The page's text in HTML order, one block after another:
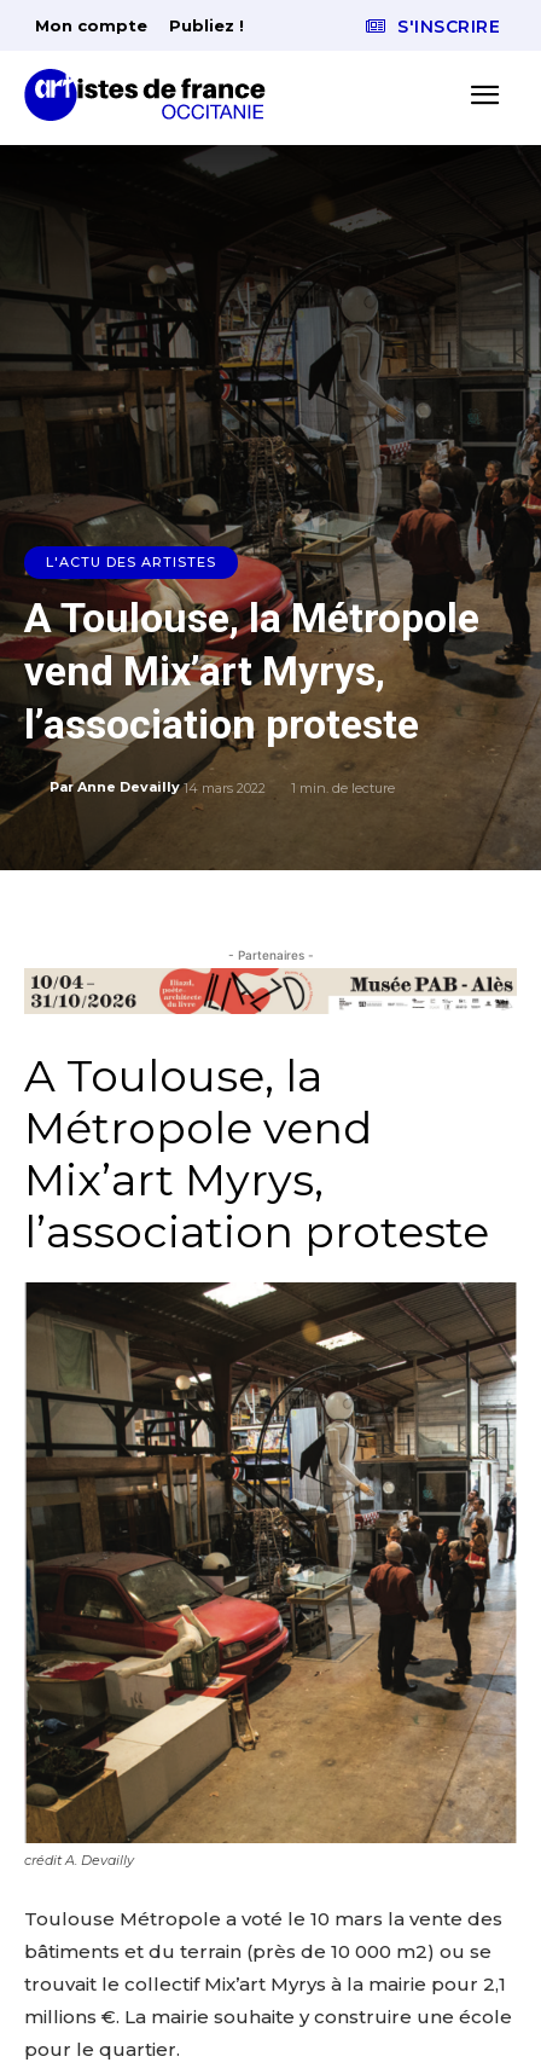
Mon compte Publiez ! S'INSCRIRE
L'ACTU DES ARTISTES
A Toulouse, la Métropole
vend Mix’art Myrys,
l’association proteste
Par Anne Devailly 14 mars 2022 1 min. de lecture
- Partenaires -
A Toulouse, la
Métropole vend
Mix’art Myrys,
l’association proteste
crédit A. Devailly
Toulouse Métropole a voté le 10 mars la vente des
bâtiments et du terrain (près de 10 000 m2) ou se
trouvait le collectif Mix’art Myrys à la mairie pour 2,1
millions €. La mairie souhaite y construire une école
pour le quartier.